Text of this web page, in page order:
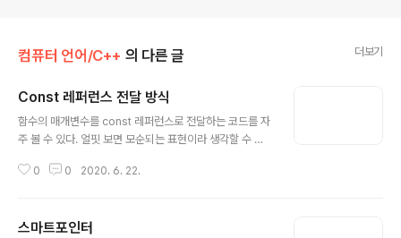
컴퓨터 언어/C++ 의 다른 글 더보기
Const 레퍼런스 전달 방식
함수의 매개변수를 const 레퍼런스로 전달하는 코드를 자
주 볼 수 있다. 얼핏 보면 모순되는 표현이라 생각할 수 있
문맥에서 수정할 수 있는데, const로 지정해버리면 그렇
하면 그 값 전체가 복제된다. 하지만 레퍼런스로 전달하면
0 0 2020. 6. 22.
스마트포인터